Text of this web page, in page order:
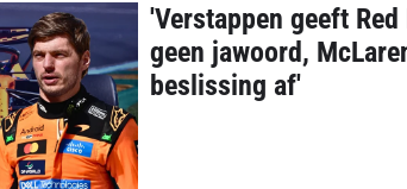
'Verstappen geeft
geen jawoord,
beslissing af'